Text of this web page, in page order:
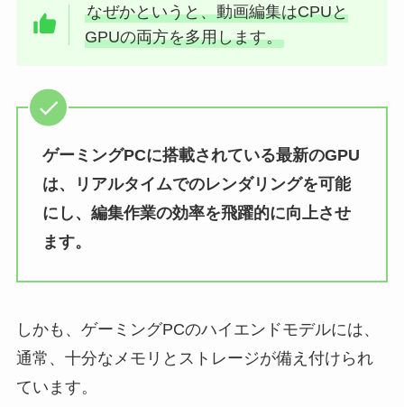
なぜかというと、動画編集はCPUと
GPUの両方を多用します。
ゲーミングPCに搭載されている最新のGPU
は、リアルタイムでのレンダリングを可能
にし、編集作業の効率を飛躍的に向上させ
ます。
しかも、ゲーミングPCのハイエンドモデルには、
通常、十分なメモリとストレージが備え付けられ
ています。